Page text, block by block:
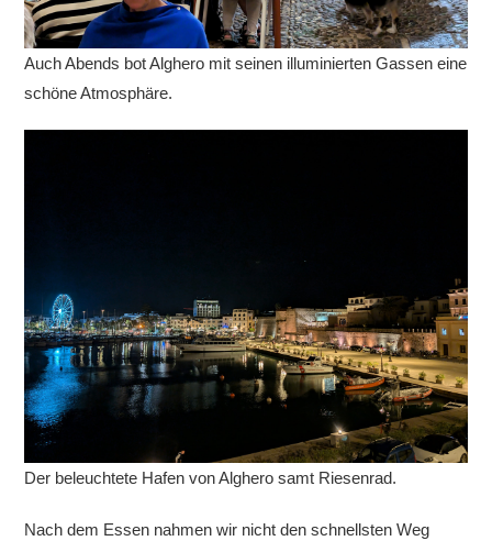
Auch Abends bot Alghero mit seinen illuminierten Gassen eine
schöne Atmosphäre.
Der beleuchtete Hafen von Alghero samt Riesenrad.
Nach dem Essen nahmen wir nicht den schnellsten Weg